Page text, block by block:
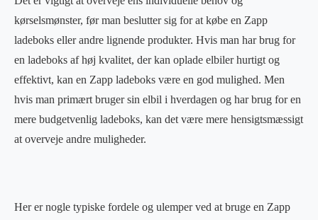
kørselsmønster, før man beslutter sig for at købe en Zapp
ladeboks eller andre lignende produkter. Hvis man har brug for
en ladeboks af høj kvalitet, der kan oplade elbiler hurtigt og
effektivt, kan en Zapp ladeboks være en god mulighed. Men
hvis man primært bruger sin elbil i hverdagen og har brug for en
mere budgetvenlig ladeboks, kan det være mere hensigtsmæssigt
at overveje andre muligheder.
Her er nogle typiske fordele og ulemper ved at bruge en Zapp